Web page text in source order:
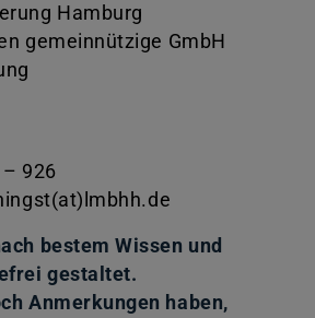
Hamburg
gemeinnützige GmbH
926
bestem Wissen und
gestaltet.
Anmerkungen haben,